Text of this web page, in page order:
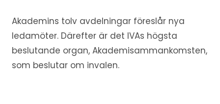
Akademins tolv avdelningar föreslår nya
ledamöter. Därefter är det IVAs högsta
beslutande organ, Akademisammankomsten,
som beslutar om invalen.